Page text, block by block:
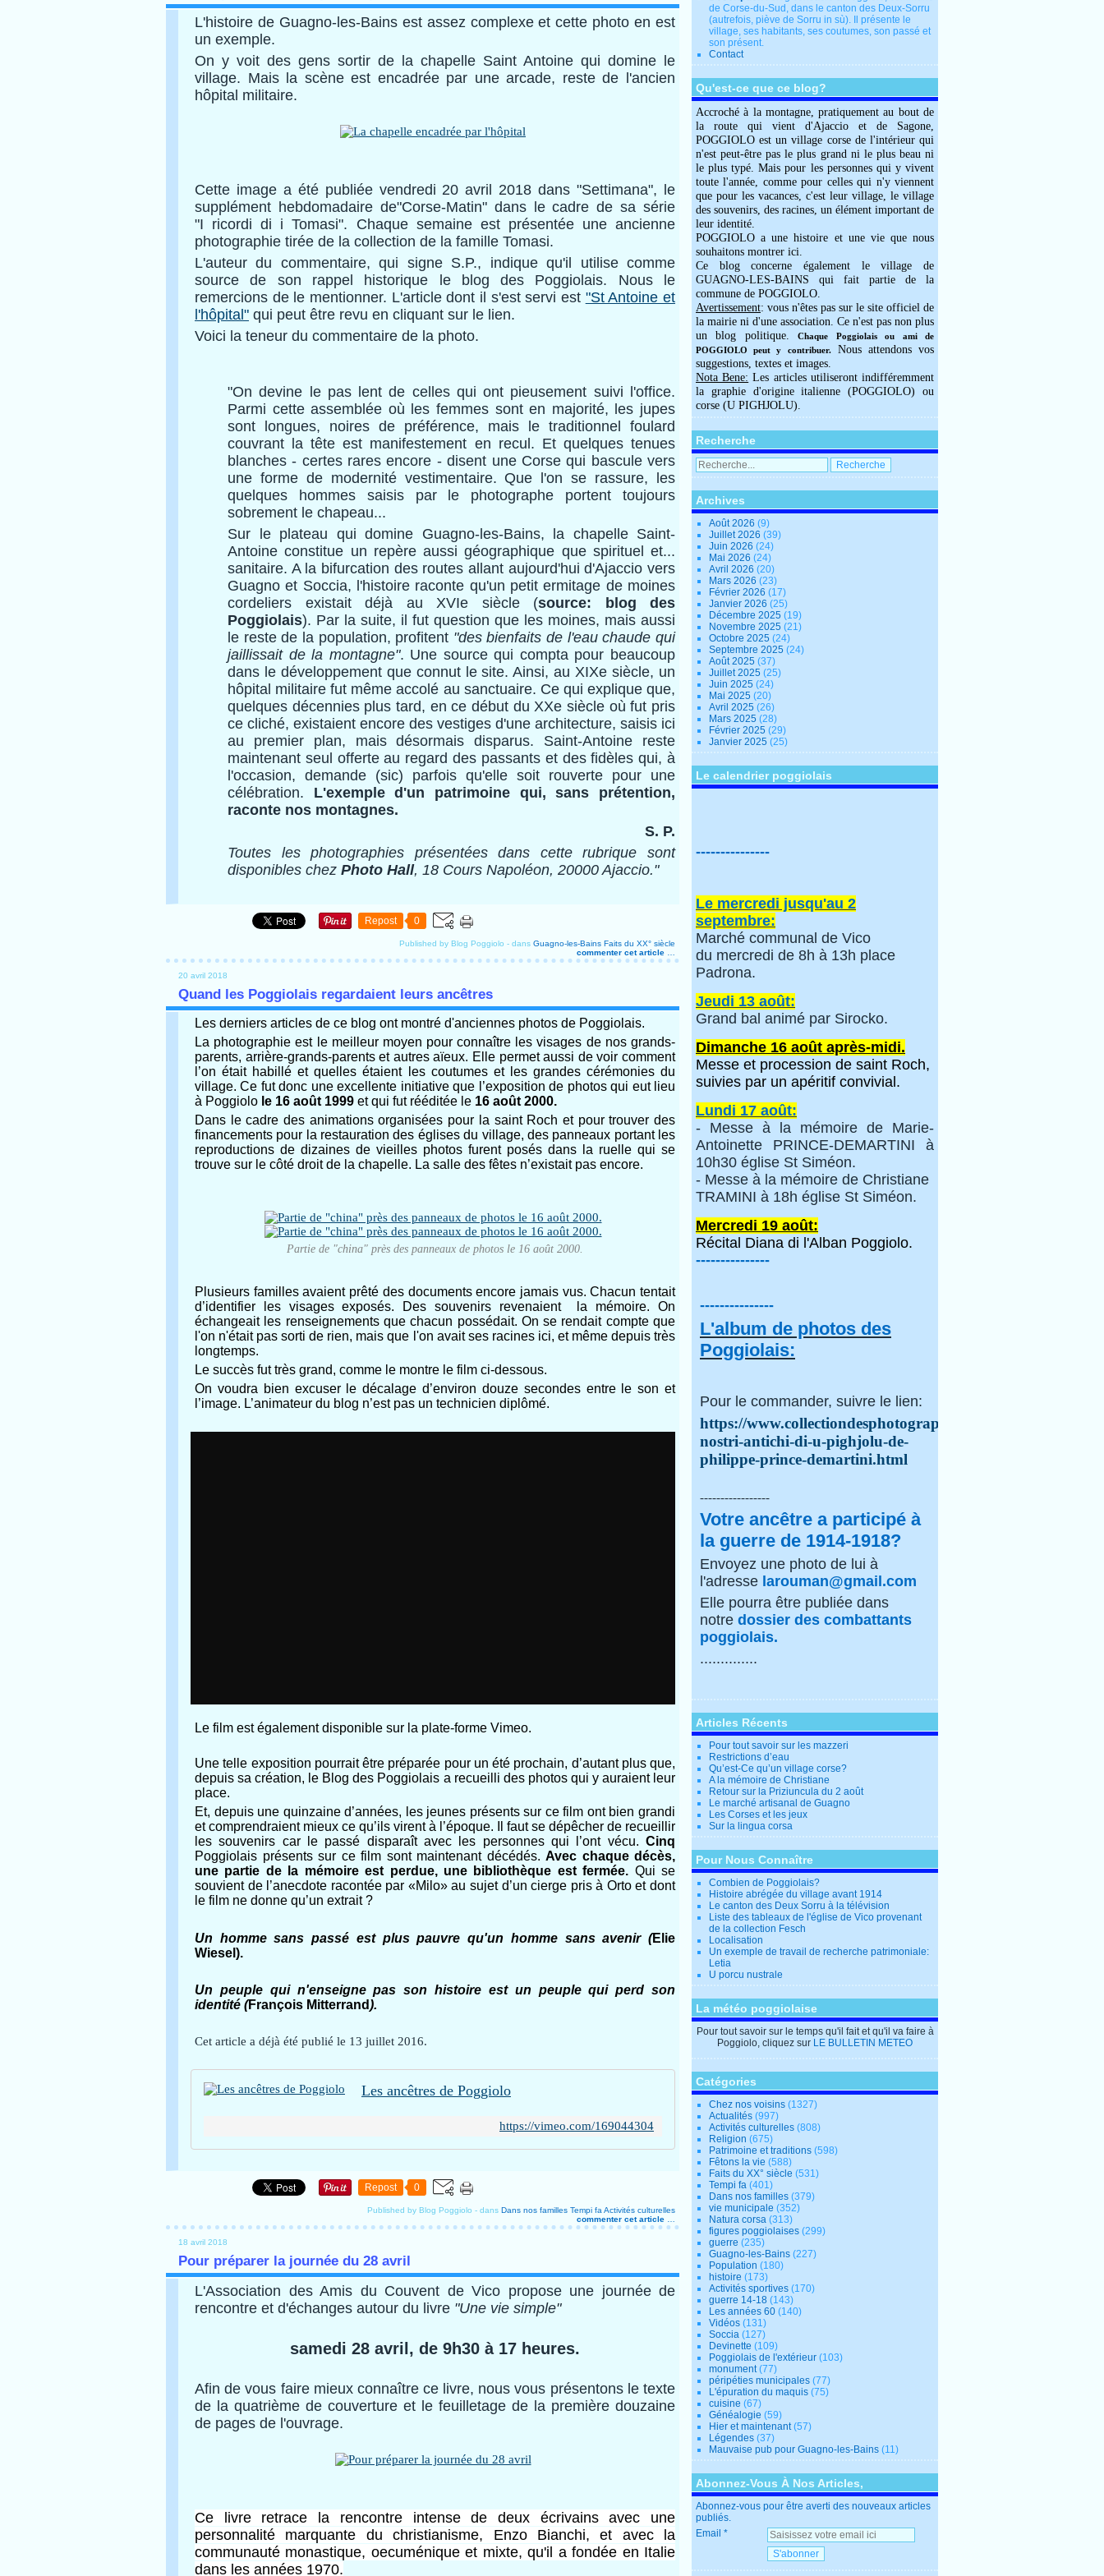
L'histoire de Guagno-les-Bains est assez complexe et cette photo en est
un exemple.
On y voit des gens sortir de la chapelle Saint Antoine qui domine le
village. Mais la scène est encadrée par une arcade, reste de l'ancien
hôpital militaire.
Cette image a été publiée vendredi 20 avril 2018 dans "Settimana", le
supplément hebdomadaire de"Corse-Matin" dans le cadre de sa série
"I ricordi di i Tomasi". Chaque semaine est présentée une ancienne
photographie tirée de la collection de la famille Tomasi.
L'auteur du commentaire, qui signe S.P., indique qu'il utilise comme
source de son rappel historique le blog des Poggiolais. Nous le
remercions de le mentionner. L'article dont il s'est servi est "St Antoine et
l'hôpital" qui peut être revu en cliquant sur le lien.
Voici la teneur du commentaire de la photo.
"On devine le pas lent de celles qui ont pieusement suivi l'office.
Parmi cette assemblée où les femmes sont en majorité, les jupes
sont longues, noires de préférence, mais le traditionnel foulard
couvrant la tête est manifestement en recul. Et quelques tenues
blanches - certes rares encore - disent une Corse qui bascule vers
une forme de modernité vestimentaire. Que l'on se rassure, les
quelques hommes saisis par le photographe portent toujours
sobrement le chapeau...
Sur le plateau qui domine Guagno-les-Bains, la chapelle Saint-
Antoine constitue un repère aussi géographique que spirituel et...
sanitaire. A la bifurcation des routes allant aujourd'hui d'Ajaccio vers
Guagno et Soccia, l'histoire raconte qu'un petit ermitage de moines
cordeliers existait déjà au XVIe siècle (source: blog des
Poggiolais). Par la suite, il fut question que les moines, mais aussi
le reste de la population, profitent "des bienfaits de l'eau chaude qui
jaillissait de la montagne". Une source qui compta pour beaucoup
dans le développement que connut le site. Ainsi, au XIXe siècle, un
hôpital militaire fut même accolé au sanctuaire. Ce qui explique que,
quelques décennies plus tard, en ce début du XXe siècle où fut pris
ce cliché, existaient encore des vestiges d'une architecture, saisis ici
au premier plan, mais désormais disparus. Saint-Antoine reste
maintenant seul offerte au regard des passants et des fidèles qui, à
l'occasion, demande (sic) parfois qu'elle soit rouverte pour une
célébration. L'exemple d'un patrimoine qui, sans prétention,
raconte nos montagnes.
S. P.
Toutes les photographies présentées dans cette rubrique sont
disponibles chez Photo Hall, 18 Cours Napoléon, 20000 Ajaccio."
Repost 0
Published by Blog Poggiolo - dans Guagno-les-Bains Faits du XX° siècle
commenter cet article
20 avril 2018
Quand les Poggiolais regardaient leurs ancêtres
Les derniers articles de ce blog ont montré d'anciennes photos de Poggiolais.
La photographie est le meilleur moyen pour connaître les visages de nos grands-
parents, arrière-grands-parents et autres aïeux. Elle permet aussi de voir comment
l’on était habillé et quelles étaient les coutumes et les grandes cérémonies du
village. Ce fut donc une excellente initiative que l’exposition de photos qui eut lieu
à Poggiolo le 16 août 1999 et qui fut rééditée le 16 août 2000.
Dans le cadre des animations organisées pour la saint Roch et pour trouver des
financements pour la restauration des églises du village, des panneaux portant les
reproductions de dizaines de vieilles photos furent posés dans la ruelle qui se
trouve sur le côté droit de la chapelle. La salle des fêtes n’existait pas encore.
Partie de "china" près des panneaux de photos le 16 août 2000.
Plusieurs familles avaient prêté des documents encore jamais vus. Chacun tentait
d’identifier les visages exposés. Des souvenirs revenaient la mémoire. On
échangeait les renseignements que chacun possédait. On se rendait compte que
l'on n'était pas sorti de rien, mais que l'on avait ses racines ici, et même depuis très
longtemps.
Le succès fut très grand, comme le montre le film ci-dessous.
On voudra bien excuser le décalage d’environ douze secondes entre le son et
l’image. L’animateur du blog n’est pas un technicien diplômé.
Le film est également disponible sur la plate-forme Vimeo.
Une telle exposition pourrait être préparée pour un été prochain, d’autant plus que,
depuis sa création, le Blog des Poggiolais a recueilli des photos qui y auraient leur
place.
Et, depuis une quinzaine d’années, les jeunes présents sur ce film ont bien grandi
et comprendraient mieux ce qu’ils virent à l’époque. Il faut se dépêcher de recueillir
les souvenirs car le passé disparaît avec les personnes qui l’ont vécu. Cinq
Poggiolais présents sur ce film sont maintenant décédés. Avec chaque décès,
une partie de la mémoire est perdue, une bibliothèque est fermée. Qui se
souvient de l’anecdote racontée par «Milo» au sujet d’un cierge pris à Orto et dont
le film ne donne qu’un extrait ?
Un homme sans passé est plus pauvre qu'un homme sans avenir (Elie
Wiesel).
Un peuple qui n'enseigne pas son histoire est un peuple qui perd son
identité (François Mitterrand ).
Cet article a déjà été publié le 13 juillet 2016.
Les ancêtres de Poggiolo
https://vimeo.com/169044304
Repost 0
Published by Blog Poggiolo - dans Dans nos familles Tempi fa Activités culturelles
commenter cet article
18 avril 2018
Pour préparer la journée du 28 avril
L'Association des Amis du Couvent de Vico propose une journée de
rencontre et d'échanges autour du livre "Une vie simple"
samedi 28 avril, de 9h30 à 17 heures.
Afin de vous faire mieux connaître ce livre, nous vous présentons le texte
de la quatrième de couverture et le feuilletage de la première douzaine
de pages de l'ouvrage.
Ce livre retrace la rencontre intense de deux écrivains avec une
personnalité marquante du christianisme, Enzo Bianchi, et avec la
communauté monastique, oecuménique et mixte, qu'il a fondée en Italie
dans les années 1970.
de Corse-du-Sud, dans le canton des Deux-Sorru
(autrefois, piève de Sorru in sù). Il présente le
village, ses habitants, ses coutumes, son passé et
son présent.
Contact
Qu'est-ce que ce blog?
Accroché à la montagne, pratiquement au bout de
la route qui vient d'Ajaccio et de Sagone,
POGGIOLO est un village corse de l'intérieur qui
n'est peut-être pas le plus grand ni le plus beau ni
le plus typé. Mais pour les personnes qui y vivent
toute l'année, comme pour celles qui n'y viennent
que pour les vacances, c'est leur village, le village
des souvenirs, des racines, un élément important de
leur identité.
POGGIOLO a une histoire et une vie que nous
souhaitons montrer ici.
Ce blog concerne également le village de
GUAGNO-LES-BAINS qui fait partie de la
commune de POGGIOLO.
Avertissement: vous n'êtes pas sur le site officiel de
la mairie ni d'une association. Ce n'est pas non plus
un blog politique.Chaque Poggiolais ou ami de
POGGIOLO peut y contribuer.Nous attendons vos
suggestions, textes et images.
Nota Bene: Les articles utiliseront indifféremment
la graphie d'origine italienne (POGGIOLO) ou
corse (U PIGHJOLU).
Recherche
Archives
Août 2026 (9)
Juillet 2026 (39)
Juin 2026 (24)
Mai 2026 (24)
Avril 2026 (20)
Mars 2026 (23)
Février 2026 (17)
Janvier 2026 (25)
Décembre 2025 (19)
Novembre 2025 (21)
Octobre 2025 (24)
Septembre 2025 (24)
Août 2025 (37)
Juillet 2025 (25)
Juin 2025 (24)
Mai 2025 (20)
Avril 2025 (26)
Mars 2025 (28)
Février 2025 (29)
Janvier 2025 (25)
Le calendrier poggiolais
---------------
Le mercredi jusqu'au 2
septembre:
Marché communal de Vico
du mercredi de 8h à 13h place
Padrona.
Jeudi 13 août:
Grand bal animé par Sirocko.
Dimanche 16 août après-midi.
Messe et procession de saint Roch,
suivies par un apéritif convivial.
Lundi 17 août:
- Messe à la mémoire de Marie-
Antoinette PRINCE-DEMARTINI à
10h30 église St Siméon.
- Messe à la mémoire de Christiane
TRAMINI à 18h église St Siméon.
Mercredi 19 août:
Récital Diana di l'Alban Poggiolo.
---------------
---------------
L'album de photos des
Poggiolais:
Pour le commander, suivre le lien:
https://www.collectiondesphotographes.com/i-
nostri-antichi-di-u-pighjolu-de-
philippe-prince-demartini.html
-----------------
Votre ancêtre a participé à
la guerre de 1914-1918?
Envoyez une photo de lui à
l'adresse larouman@gmail.com
Elle pourra être publiée dans
notre dossier des combattants
poggiolais.
..............
Articles Récents
Pour tout savoir sur les mazzeri
Restrictions d’eau
Qu’est-Ce qu’un village corse?
A la mémoire de Christiane
Retour sur la Priziuncula du 2 août
Le marché artisanal de Guagno
Les Corses et les jeux
Sur la lingua corsa
Pour Nous Connaître
Combien de Poggiolais?
Histoire abrégée du village avant 1914
Le canton des Deux Sorru à la télévision
Liste des tableaux de l'église de Vico provenant
de la collection Fesch
Localisation
Un exemple de travail de recherche patrimoniale:
Letia
U porcu nustrale
La météo poggiolaise
Pour tout savoir sur le temps qu'il fait et qu'il va faire à
Poggiolo, cliquez sur LE BULLETIN METEO
Catégories
Chez nos voisins (1327)
Actualités (997)
Activités culturelles (808)
Religion (675)
Patrimoine et traditions (598)
Fêtons la vie (588)
Faits du XX° siècle (531)
Tempi fa (401)
Dans nos familles (379)
vie municipale (352)
Natura corsa (313)
figures poggiolaises (299)
guerre (235)
Guagno-les-Bains (227)
Population (180)
histoire (173)
Activités sportives (170)
guerre 14-18 (143)
Les années 60 (140)
Vidéos (131)
Soccia (127)
Devinette (109)
Poggiolais de l'extérieur (103)
monument(77)
péripéties municipales (77)
L'épuration du maquis (75)
cuisine (67)
Généalogie (59)
Hier et maintenant(57)
Légendes (37)
Mauvaise pub pour Guagno-les-Bains (11)
Abonnez-Vous À Nos Articles,
Abonnez-vous pour être averti des nouveaux articles
publiés.
Email